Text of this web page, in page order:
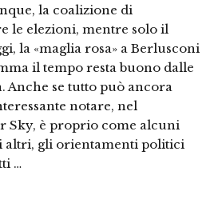
la coalizione di
le elezioni, mentre solo il
la «maglia rosa» a Berlusconi
il tempo resta buono dalle
Anche se tutto può ancora
notare, nel
Sky, è proprio come alcuni
altri, gli orientamenti politici
…